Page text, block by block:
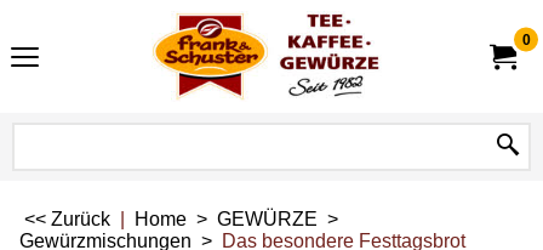
0
<< Zurück Home > GEWÜRZE >
Gewürzmischungen > Das besondere Festtagsbrot